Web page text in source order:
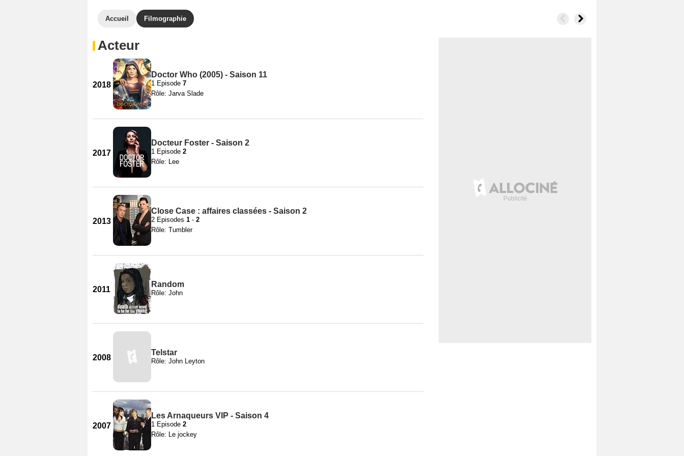
Accueil Filmographie
Acteur
2018
Doctor Who (2005) - Saison 11
1 Episode 7
Rôle: Jarva Slade
2017
Docteur Foster - Saison 2
1 Episode 2
Rôle: Lee
2013
Close Case : affaires classées - Saison 2
2 Episodes 1 - 2
Rôle: Tumbler
2011
Random
Rôle: John
2008
Telstar
Rôle: John Leyton
2007
Les Arnaqueurs VIP - Saison 4
1 Episode 2
Rôle: Le jockey